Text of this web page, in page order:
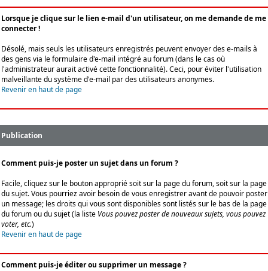
Lorsque je clique sur le lien e-mail d'un utilisateur, on me demande de me
connecter !
Désolé, mais seuls les utilisateurs enregistrés peuvent envoyer des e-mails à
des gens via le formulaire d'e-mail intégré au forum (dans le cas où
l'administrateur aurait activé cette fonctionnalité). Ceci, pour éviter l'utilisation
malveillante du système d'e-mail par des utilisateurs anonymes.
Revenir en haut de page
Publication
Comment puis-je poster un sujet dans un forum ?
Facile, cliquez sur le bouton approprié soit sur la page du forum, soit sur la page
du sujet. Vous pourriez avoir besoin de vous enregistrer avant de pouvoir poster
un message; les droits qui vous sont disponibles sont listés sur le bas de la page
du forum ou du sujet (la liste Vous pouvez poster de nouveaux sujets, vous pouvez
voter, etc.)
Revenir en haut de page
Comment puis-je éditer ou supprimer un message ?